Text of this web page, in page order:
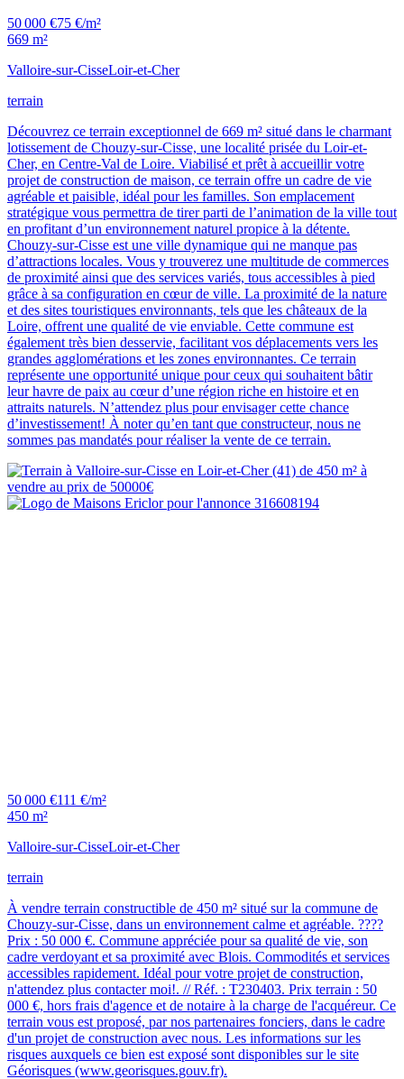
50 000 €75 €/m²
669 m²
Valloire-sur-CisseLoir-et-Cher
terrain
Découvrez ce terrain exceptionnel de 669 m² situé dans le charmant
lotissement de Chouzy-sur-Cisse, une localité prisée du Loir-et-
Cher, en Centre-Val de Loire. Viabilisé et prêt à accueillir votre
projet de construction de maison, ce terrain offre un cadre de vie
agréable et paisible, idéal pour les familles. Son emplacement
stratégique vous permettra de tirer parti de l’animation de la ville tout
en profitant d’un environnement naturel propice à la détente.
Chouzy-sur-Cisse est une ville dynamique qui ne manque pas
d’attractions locales. Vous y trouverez une multitude de commerces
de proximité ainsi que des services variés, tous accessibles à pied
grâce à sa configuration en cœur de ville. La proximité de la nature
et des sites touristiques environnants, tels que les châteaux de la
Loire, offrent une qualité de vie enviable. Cette commune est
également très bien desservie, facilitant vos déplacements vers les
grandes agglomérations et les zones environnantes. Ce terrain
représente une opportunité unique pour ceux qui souhaitent bâtir
leur havre de paix au cœur d’une région riche en histoire et en
attraits naturels. N’attendez plus pour envisager cette chance
d’investissement! À noter qu’en tant que constructeur, nous ne
sommes pas mandatés pour réaliser la vente de ce terrain.
50 000 €111 €/m²
450 m²
Valloire-sur-CisseLoir-et-Cher
terrain
À vendre terrain constructible de 450 m² situé sur la commune de
Chouzy-sur-Cisse, dans un environnement calme et agréable. ????
Prix : 50 000 €. Commune appréciée pour sa qualité de vie, son
cadre verdoyant et sa proximité avec Blois. Commodités et services
accessibles rapidement. Idéal pour votre projet de construction,
n'attendez plus contacter moi!. // Réf. : T230403. Prix terrain : 50
000 €, hors frais d'agence et de notaire à la charge de l'acquéreur. Ce
terrain vous est proposé, par nos partenaires fonciers, dans le cadre
d'un projet de construction avec nous. Les informations sur les
risques auxquels ce bien est exposé sont disponibles sur le site
Géorisques (www.georisques.gouv.fr).